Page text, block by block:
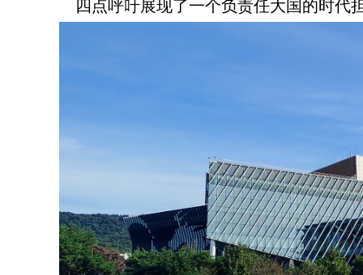
四点呼吁展现了一个负责任大国的时代